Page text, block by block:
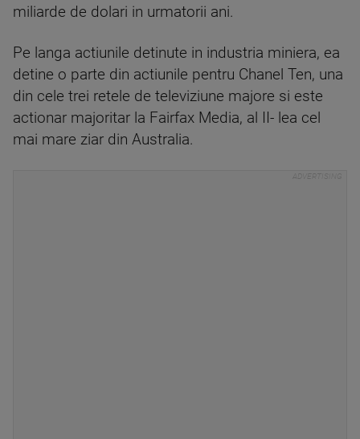
miliarde de dolari in urmatorii ani.
Pe langa actiunile detinute in industria miniera, ea
detine o parte din actiunile pentru Chanel Ten, una
din cele trei retele de televiziune majore si este
actionar majoritar la Fairfax Media, al II- lea cel
mai mare ziar din Australia.